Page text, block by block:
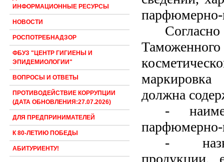
ИНФОРМАЦИОННЫЕ РЕСУРСЫ
НОВОСТИ
РОСПОТРЕБНАДЗОР
ФБУЗ "ЦЕНТР ГИГИЕНЫ И
ЭПИДЕМИОЛОГИИ"
ВОПРОСЫ И ОТВЕТЫ
ПРОТИВОДЕЙСТВИЕ КОРРУПЦИИ
(ДАТА ОБНОВЛЕНИЯ:27.07.2026)
ДЛЯ ПРЕДПРИНИМАТЕЛЕЙ
К 80-ЛЕТИЮ ПОБЕДЫ
АБИТУРИЕНТУ!
парфюмерно-
маркировка
должна
-
парфюмерно-
-
продукции,